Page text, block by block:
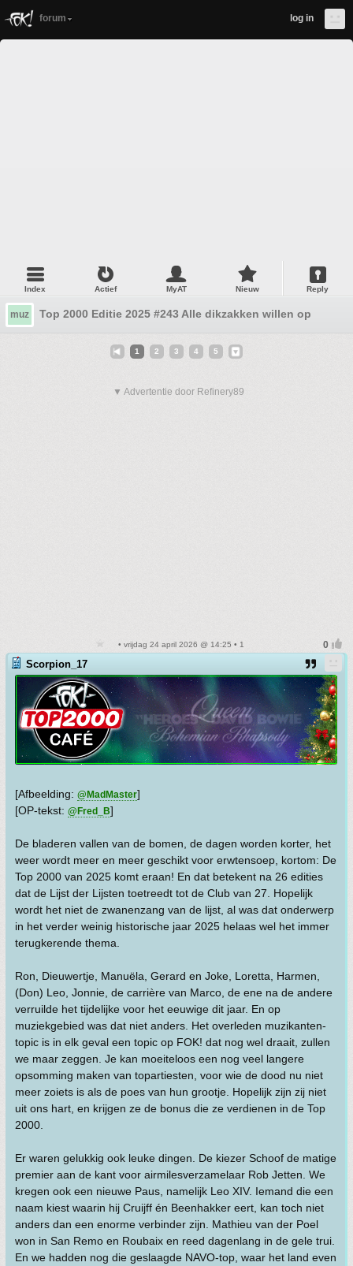
forum log in
Index Actief MyAT Nieuw Reply
muz Top 2000 Editie 2025 #243 Alle dikzakken willen op je
1 2 3 4 5
▼ Advertentie door Refinery89
• vrijdag 24 april 2026 @ 14:25 • 1
Scorpion_17
[Afbeelding: @MadMaster]
[OP-tekst: @Fred_B]
De bladeren vallen van de bomen, de dagen worden korter, het
weer wordt meer en meer geschikt voor erwtensoep, kortom: De
Top 2000 van 2025 komt eraan! En dat betekent na 26 edities
dat de Lijst der Lijsten toetreedt tot de Club van 27. Hopelijk
wordt het niet de zwanenzang van de lijst, al was dat onderwerp
in het verder weinig historische jaar 2025 helaas wel het immer
terugkerende thema.
Ron, Dieuwertje, Manuëla, Gerard en Joke, Loretta, Harmen,
(Don) Leo, Jonnie, de carrière van Marco, de ene na de andere
verruilde het tijdelijke voor het eeuwige dit jaar. En op
muziekgebied was dat niet anders. Het overleden muzikanten-
topic is in elk geval een topic op FOK! dat nog wel draait, zullen
we maar zeggen. Je kan moeiteloos een nog veel langere
opsomming maken van topartiesten, voor wie de dood nu niet
meer zoiets is als de poes van hun grootje. Hopelijk zijn zij niet
uit ons hart, en krijgen ze de bonus die ze verdienen in de Top
2000.
Er waren gelukkig ook leuke dingen. De kiezer Schoof de matige
premier aan de kant voor airmilesverzamelaar Rob Jetten. We
kregen ook een nieuwe Paus, namelijk Leo XIV. Iemand die een
naam kiest waarin hij Cruijff én Beenhakker eert, kan toch niet
anders dan een enorme verbinder zijn. Mathieu van der Poel
won in San Remo en Roubaix en reed dagenlang in de gele trui.
En we hadden nog die geslaagde NAVO-top, waar het land even